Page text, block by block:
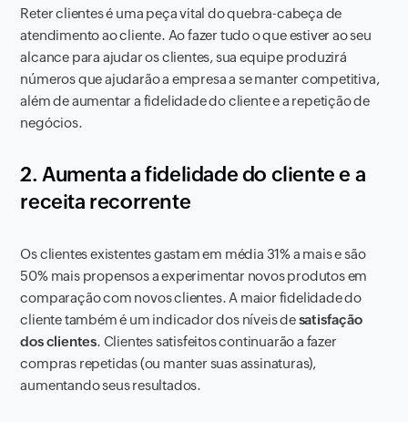
Reter clientes é uma peça vital do quebra-cabeça de
atendimento ao cliente. Ao fazer tudo o que estiver ao seu
alcance para ajudar os clientes, sua equipe produzirá
números que ajudarão a empresa a se manter competitiva,
além de aumentar a fidelidade do cliente e a repetição de
negócios.
2. Aumenta a fidelidade do cliente e a
receita recorrente
Os clientes existentes gastam em média 31% a mais e são
50% mais propensos a experimentar novos produtos em
comparação com novos clientes. A maior fidelidade do
cliente também é um indicador dos níveis desatisfação
dos clientes. Clientes satisfeitos continuarão a fazer
compras repetidas (ou manter suas assinaturas),
aumentando seus resultados.